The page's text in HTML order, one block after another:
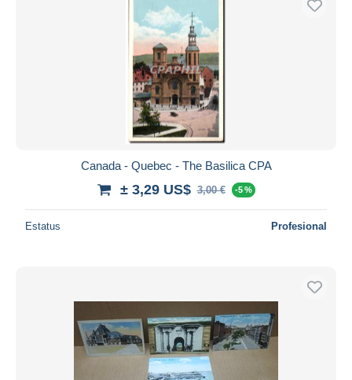
Canada - Quebec - The Basilica CPA
± 3,29 US$ 3,00 € -5 %
Estatus Profesional